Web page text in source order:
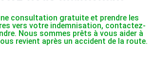
consultation gratuite et prendre les
vers votre indemnisation, contactez-
Nous sommes prêts à vous aider à
revient après un accident de la route.